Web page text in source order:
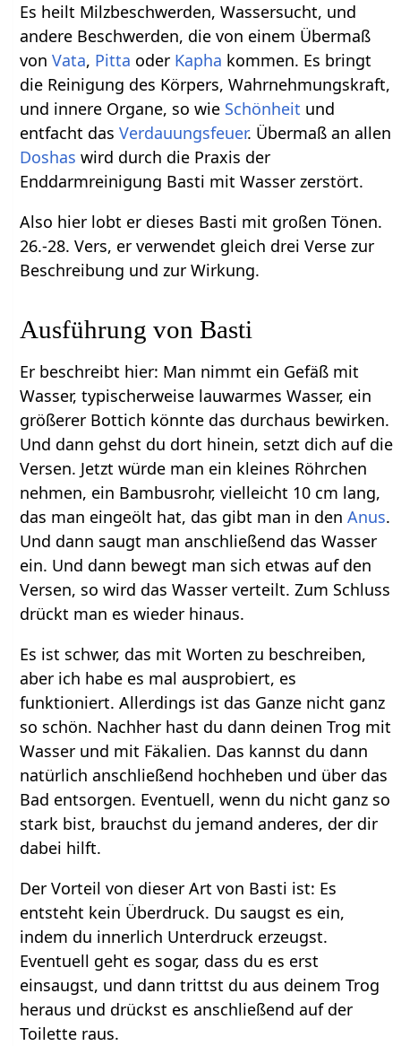
Es heilt Milzbeschwerden, Wassersucht, und
andere Beschwerden, die von einem Übermaß
vonVata, Pitta oder Kapha kommen. Es bringt
die Reinigung des Körpers, Wahrnehmungskraft,
und innere Organe, so wie Schönheit und
entfacht dasVerdauungsfeuer. Übermaß an allen
Doshas wird durch die Praxis der
Enddarmreinigung Basti mit Wasser zerstört.
Also hier lobt er dieses Basti mit großen Tönen.
26.-28. Vers, er verwendet gleich drei Verse zur
Beschreibung und zur Wirkung.
Ausführung von Basti
Er beschreibt hier: Man nimmt ein Gefäß mit
Wasser, typischerweise lauwarmes Wasser, ein
größerer Bottich könnte das durchaus bewirken.
Und dann gehst du dort hinein, setzt dich auf die
Versen. Jetzt würde man ein kleines Röhrchen
nehmen, ein Bambusrohr, vielleicht 10 cm lang,
das man eingeölt hat, das gibt man in denAnus.
Und dann saugt man anschließend das Wasser
ein. Und dann bewegt man sich etwas auf den
Versen, so wird das Wasser verteilt. Zum Schluss
drückt man es wieder hinaus.
Es ist schwer, das mit Worten zu beschreiben,
aber ich habe es mal ausprobiert, es
funktioniert. Allerdings ist das Ganze nicht ganz
so schön. Nachher hast du dann deinen Trog mit
Wasser und mit Fäkalien. Das kannst du dann
natürlich anschließend hochheben und über das
Bad entsorgen. Eventuell, wenn du nicht ganz so
stark bist, brauchst du jemand anderes, der dir
dabei hilft.
Der Vorteil von dieser Art von Basti ist: Es
entsteht kein Überdruck. Du saugst es ein,
indem du innerlich Unterdruck erzeugst.
Eventuell geht es sogar, dass du es erst
einsaugst, und dann trittst du aus deinem Trog
heraus und drückst es anschließend auf der
Toilette raus.